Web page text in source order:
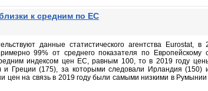
к средним по ЕС
данные статистического агентства Eurostat,
99% от среднего показателя по Европейскому
индексом цен ЕС, равным 100, то в 2019 году
и Греции (175), за которыми следовали Ирландия (150)
цен на связь в 2019 году были самыми низкими в